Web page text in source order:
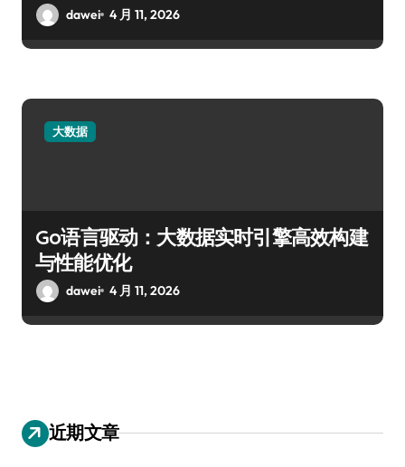
dawei 4 月 11, 2026
大数据
Go语言驱动：大数据实时引擎高效构建
与性能优化
dawei 4 月 11, 2026
近期文章